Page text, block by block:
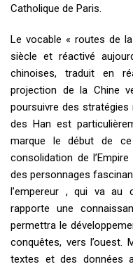
Catholique de Paris.
Le vocable « routes de
siècle et réactivé
chinoises, traduit en
projection de la Chine
poursuivre des stratégies
des Han est
marque le début de
consolidation de l’Empire
des personnages
l’empereur , qui va au
rapporte une
permettra le
conquêtes, vers
textes et des données